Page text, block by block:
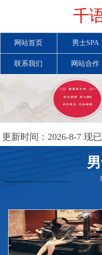
千
网站首页 男士SPA
联系我们 网站合作
更新时间：2026-8-7 现